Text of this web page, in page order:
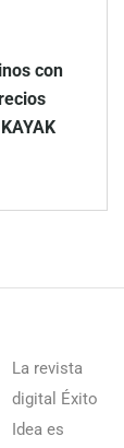
con
La revista
digital Éxito
Idea es